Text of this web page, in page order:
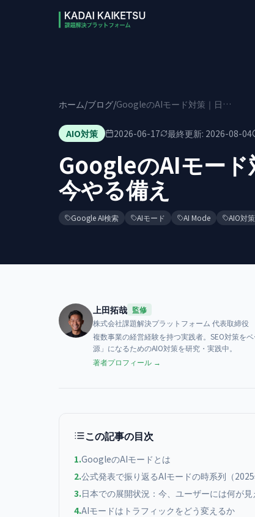
ホーム/ブログ/ GoogleのAIモード対策｜日本での展開状況と今やる備え
AIO対策 2026-06-17 最終更新: 2026-08-04
GoogleのAIモード
今やる備え
Google AI検索 AIモード AI Mode AIO対策
上田拓哉 監修
株式会社課題解決プラットフォーム 代表取締役
複数事業の経営経験を持つ実践者。SEO対策を
源」になるためのAIO対策を研究・実践中。
著者プロフィール →
この記事の目次
1.GoogleのAIモードとは
2.公式発表で振り返るAIモードの時系列（2025
3.日本での展開状況：今、ユーザーには何が
4.AIモードはトラフィックをどう変えるか